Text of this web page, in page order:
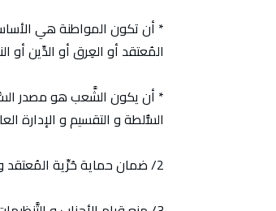
* أن تكون المواطنة هي
المُعتقد أو العِرق أو الدِّين أو
* أن يكون الشَّعب هو مصدر
السُّلطة و التقسيم و الإدارة
2/ ضمان حماية حُرِّية المُعتقد و حُرية العِبادة و حُرية الفِكر و حُرية المُمارسة الدِّينية.